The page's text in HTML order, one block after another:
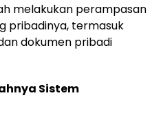
melakukan perampasan
pribadinya, termasuk
dokumen pribadi
Sistem